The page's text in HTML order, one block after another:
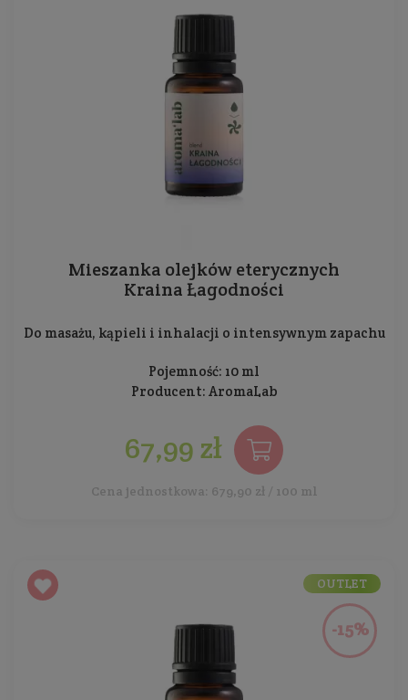
Mieszanka olejków eterycznych
Kraina Łagodności
Do masażu, kąpieli i inhalacji o intensywnym zapachu
Pojemność: 10 ml
Producent: AromaLab
67,99 zł
Cena jednostkowa: 679,90 zł / 100 ml
OUTLET
-15%